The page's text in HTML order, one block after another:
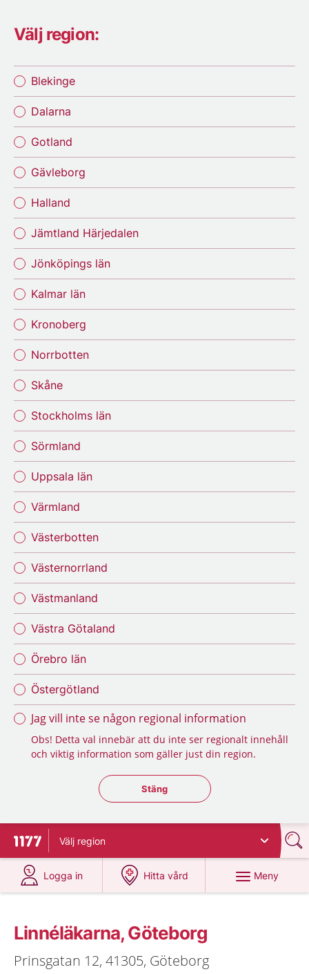
Välj region:
Blekinge
Dalarna
Gotland
Gävleborg
Halland
Jämtland Härjedalen
Jönköpings län
Kalmar län
Kronoberg
Norrbotten
Skåne
Stockholms län
Sörmland
Uppsala län
Värmland
Västerbotten
Västernorrland
Västmanland
Västra Götaland
Örebro län
Östergötland
Jag vill inte se någon regional information
Obs! Detta val innebär att du inte ser regionalt innehåll
och viktig information som gäller just din region.
Stäng regionsväljaren
Stäng
Till startsidan för 1177
Välj region
Logga in
på 1177.se
Hitta vård
på 1177.se
Meny
Linnéläkarna, Göteborg
Prinsgatan 12, 41305, Göteborg